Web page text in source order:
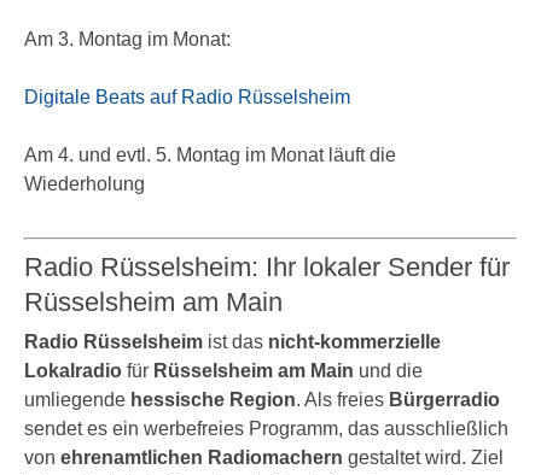
Am 3. Montag im Monat:
Digitale Beats auf Radio Rüsselsheim
Am 4. und evtl. 5. Montag im Monat läuft die
Wiederholung
Radio Rüsselsheim: Ihr lokaler Sender für
Rüsselsheim am Main
Radio Rüsselsheim ist das nicht-kommerzielle
Lokalradio für Rüsselsheim am Main und die
umliegende hessische Region. Als freies Bürgerradio
sendet es ein werbefreies Programm, das ausschließlich
von ehrenamtlichen Radiomachern gestaltet wird. Ziel